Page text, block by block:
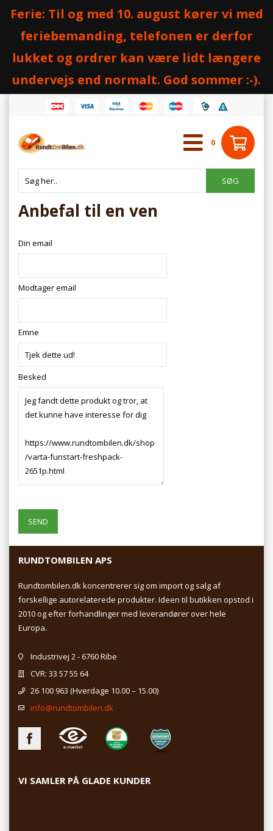
Ferie: Til og med 10. august kører vi med
feriebemanding, telefonen er derfor
lukket og ordrer kan være lidt længere
undervejs end normalt. God sommer :-).
0
Anbefal til en ven
Din email
Modtager email
Emne
Besked
RUNDTOMBILEN APS
Rundtombilen.dk koncentrerer sig om import og salg af
forskellige autorelaterede produkter. Ideen til butikken opstod i
2010 og efter forhandlinger med leverandører over hele
Europa.
Industrivej 2 - 6760 Ribe
CVR: 33 57 55 64
26 100 963 (Hverdage 10.00 – 15.00)
info@rundtombilen.dk
VI SAMLER PÅ GLADE KUNDER